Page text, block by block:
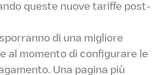
queste nuove tariffe post-
di una migliore
al momento di configurare le
Una pagina più